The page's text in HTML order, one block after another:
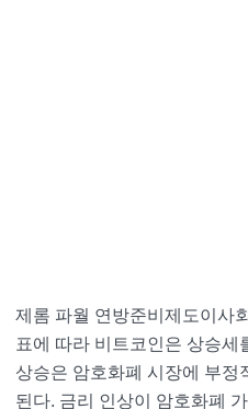
제롬 파월 연방준비제도이사
표에 따라 비트코인은 상승세
상승은 암호화폐 시장에 부정
된다. 금리 인상이 암호화폐